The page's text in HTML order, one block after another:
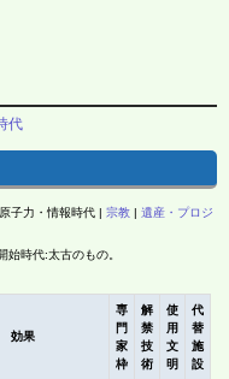
代
子力・情報時代 | 宗教 | 遺産・プロジ
時代:太古のもの。
効果
専
門
家
枠
解
禁
技
術
使
用
文
明
代
替
施
設